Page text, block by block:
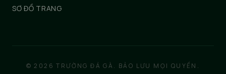
SƠ ĐỒ TRANG
© 2026 TRƯỜNG ĐÁ GÀ. BẢO LƯU MỌI QUYỀN.